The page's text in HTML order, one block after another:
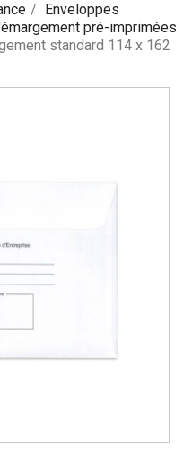
Enveloppes
pré-imprimées
standard 114 x 162